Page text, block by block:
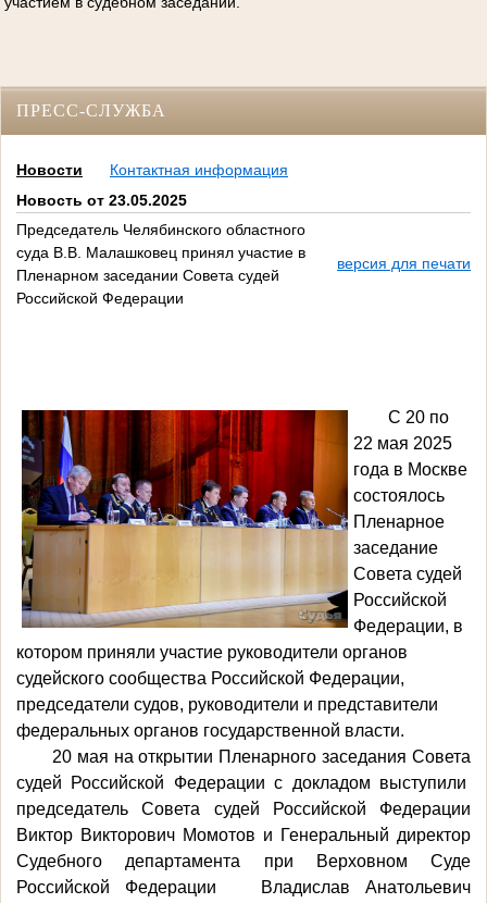
ПРЕСС-СЛУЖБА
Новости
Контактная информация
Новость от 23.05.2025
Председатель Челябинского областного
суда В.В. Малашковец принял участие в
Пленарном заседании Совета судей
Российской Федерации
версия для печати
С 20 по
22 мая 2025
года в Москве
состоялось
Пленарное
заседание
Совета судей
Российской
Федерации, в
котором приняли участие руководители органов
судейского сообщества Российской Федерации,
председатели судов, руководители и представители
федеральных органов государственной власти.
20 мая на открытии Пленарного заседания Совета
судей Российской Федерации с докладом выступили
председатель Совета судей Российской Федерации
Виктор Викторович Момотов и Генеральный директор
Судебного департамента при Верховном Суде
Российской Федерации Владислав Анатольевич